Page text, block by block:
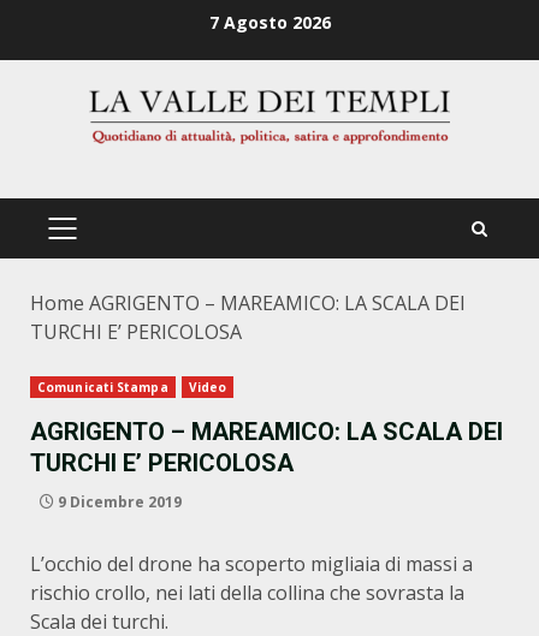
7 Agosto 2026
PRIMÄRES
Home AGRIGENTO – MAREAMICO: LA SCALA DEI
TURCHI E’ PERICOLOSA
Comunicati Stampa Video
AGRIGENTO – MAREAMICO: LA SCALA DEI
TURCHI E’ PERICOLOSA
9 Dicembre 2019
L’occhio del drone ha scoperto migliaia di massi a
rischio crollo, nei lati della collina che sovrasta la
Scala dei turchi.